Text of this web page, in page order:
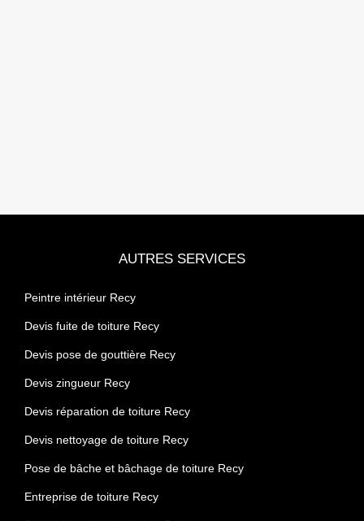
AUTRES SERVICES
Peintre intérieur Recy
Devis fuite de toiture Recy
Devis pose de gouttière Recy
Devis zingueur Recy
Devis réparation de toiture Recy
Devis nettoyage de toiture Recy
Pose de bâche et bâchage de toiture Recy
Entreprise de toiture Recy